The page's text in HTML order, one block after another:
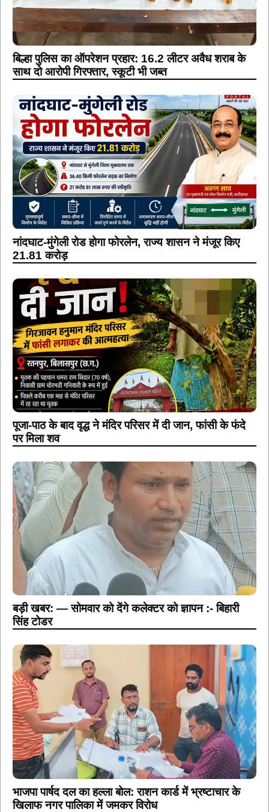
बिल्हा पुलिस का ऑपरेशन प्रहार: 16.2 लीटर अवैध शराब के
साथ दो आरोपी गिरफ्तार, स्कूटी भी जब्त
नांदघाट-मुंगेली रोड होगा फोरलेन, राज्य शासन ने मंजूर किए
21.81 करोड़
पूजा-पाठ के बाद वृद्ध ने मंदिर परिसर में दी जान, फांसी के फंदे
पर मिला शव
बड़ी खबर: — सोमवार को देंगे कलेक्टर को ज्ञापन :- बिहारी
सिंह टोडर
भाजपा पार्षद दल का हल्ला बोल: राशन कार्ड में भ्रष्टाचार के
खिलाफ नगर पालिका में जमकर विरोध